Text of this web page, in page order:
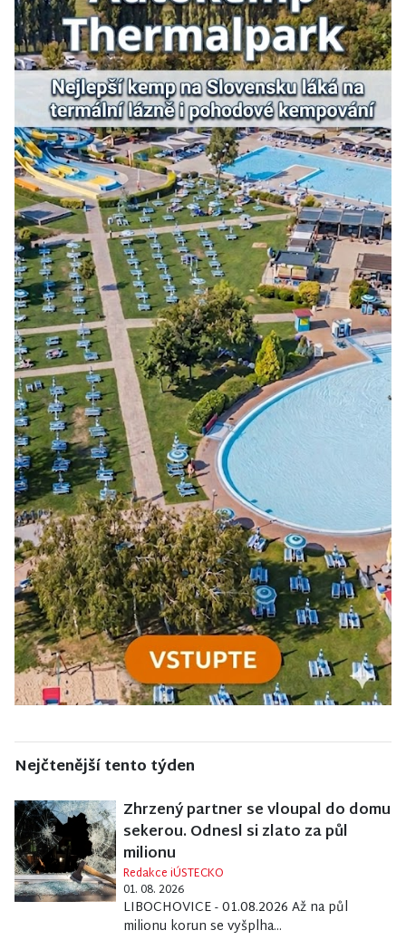
Nejčtenější tento týden
Zhrzený partner se vloupal do domu
sekerou. Odnesl si zlato za půl
milionu
Redakce iÚSTECKO
01. 08. 2026
LIBOCHOVICE - 01.08.2026 Až na půl
milionu korun se vyšplha...